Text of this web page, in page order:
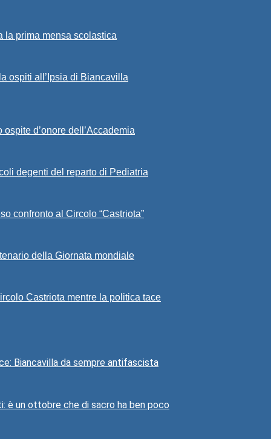
la prima mensa scolastica
ospiti all’Ipsia di Biancavilla
d’onore dell’Accademia
degenti del reparto di Pediatria
confronto al Circolo “Castriota”
della Giornata mondiale
Castriota mentre la politica tace
Biancavilla da sempre antifascista
è un ottobre che di sacro ha ben poco